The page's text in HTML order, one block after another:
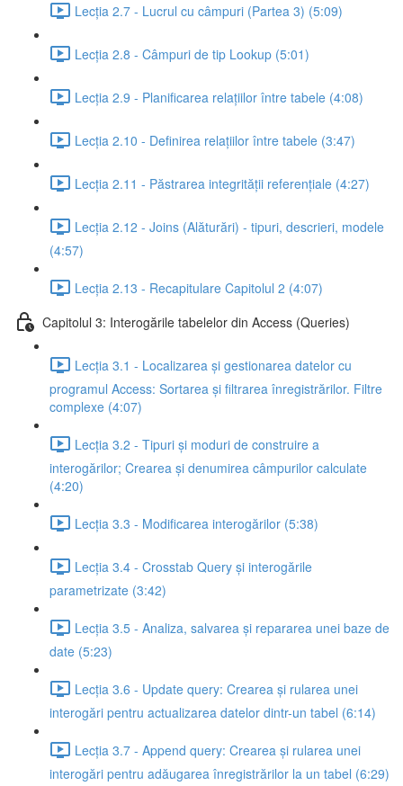
Lecția 2.7 - Lucrul cu câmpuri (Partea 3) (5:09)
Lecția 2.8 - Câmpuri de tip Lookup (5:01)
Lecția 2.9 - Planificarea relațiilor între tabele (4:08)
Lecția 2.10 - Definirea relațiilor între tabele (3:47)
Lecția 2.11 - Păstrarea integrității referențiale (4:27)
Lecția 2.12 - Joins (Alăturări) - tipuri, descrieri, modele
(4:57)
Lecția 2.13 - Recapitulare Capitolul 2 (4:07)
Capitolul 3: Interogările tabelelor din Access (Queries)
Lecția 3.1 - Localizarea și gestionarea datelor cu
programul Access: Sortarea și filtrarea înregistrărilor. Filtre
complexe (4:07)
Lecția 3.2 - Tipuri și moduri de construire a
interogărilor; Crearea și denumirea câmpurilor calculate
(4:20)
Lecția 3.3 - Modificarea interogărilor (5:38)
Lecția 3.4 - Crosstab Query și interogările
parametrizate (3:42)
Lecția 3.5 - Analiza, salvarea și repararea unei baze de
date (5:23)
Lecția 3.6 - Update query: Crearea și rularea unei
interogări pentru actualizarea datelor dintr-un tabel (6:14)
Lecția 3.7 - Append query: Crearea și rularea unei
interogări pentru adăugarea înregistrărilor la un tabel (6:29)